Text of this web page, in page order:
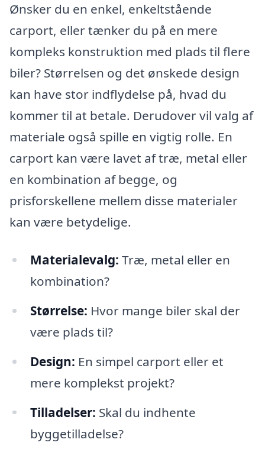
Ønsker du en enkel, enkeltstående
carport, eller tænker du på en mere
kompleks konstruktion med plads til flere
biler? Størrelsen og det ønskede design
kan have stor indflydelse på, hvad du
kommer til at betale. Derudover vil valg af
materiale også spille en vigtig rolle. En
carport kan være lavet af træ, metal eller
en kombination af begge, og
prisforskellene mellem disse materialer
kan være betydelige.
Materialevalg: Træ, metal eller en
kombination?
Størrelse: Hvor mange biler skal der
være plads til?
Design: En simpel carport eller et
mere komplekst projekt?
Tilladelser: Skal du indhente
byggetilladelse?